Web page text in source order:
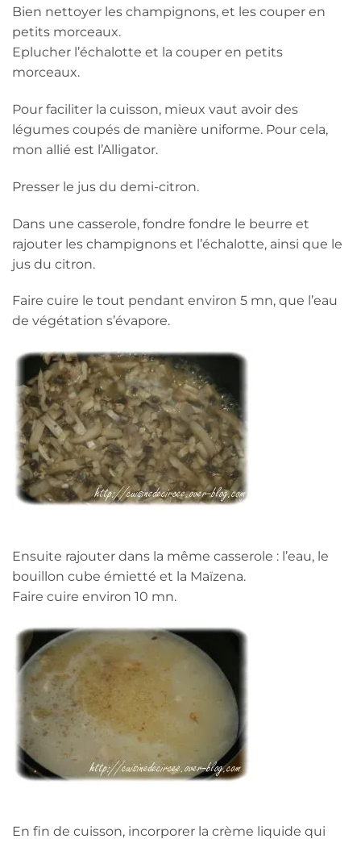
Bien nettoyer les champignons, et les couper en
petits morceaux.
Eplucher l’échalotte et la couper en petits
morceaux.
Pour faciliter la cuisson, mieux vaut avoir des
légumes coupés de manière uniforme. Pour cela,
mon allié est l’Alligator.
Presser le jus du demi-citron.
Dans une casserole, fondre fondre le beurre et
rajouter les champignons et l’échalotte, ainsi que le
jus du citron.
Faire cuire le tout pendant environ 5 mn, que l’eau
de végétation s’évapore.
Ensuite rajouter dans la même casserole : l’eau, le
bouillon cube émietté et la Maïzena.
Faire cuire environ 10 mn.
En fin de cuisson, incorporer la crème liquide qui